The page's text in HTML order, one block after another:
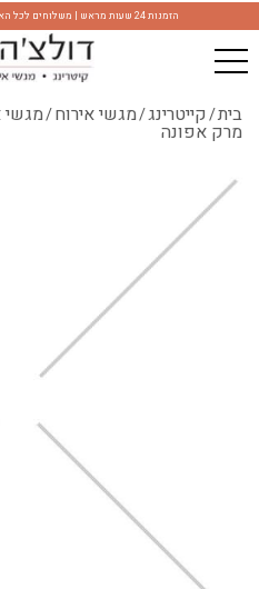
הזמנות 24 שעות מראש | משלוחים לכל הארץ במחירים משתנים בתיאום טלפוני
בית/קייטרינג/מגשי אירוח/מגשי
מרק אפונה